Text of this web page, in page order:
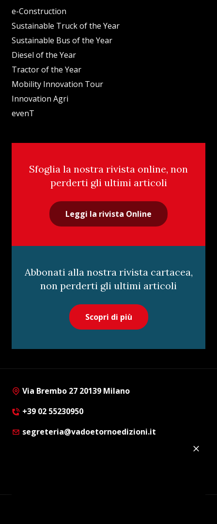
e-Construction
Sustainable Truck of the Year
Sustainable Bus of the Year
Diesel of the Year
Tractor of the Year
Mobility Innovation Tour
Innovation Agri
evenT
Sfoglia la nostra rivista online, non
perderti gli ultimi articoli
Leggi la rivista Online
Abbonati alla nostra rivista cartacea,
non perderti gli ultimi articoli
Scopri di più
Via Brembo 27 20139 Milano
+39 02 55230950
segreteria@vadoetornoedizioni.it